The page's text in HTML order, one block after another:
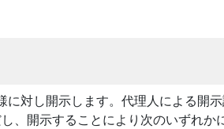
対し開示します。代理人による開
、開示することにより次のいずれか